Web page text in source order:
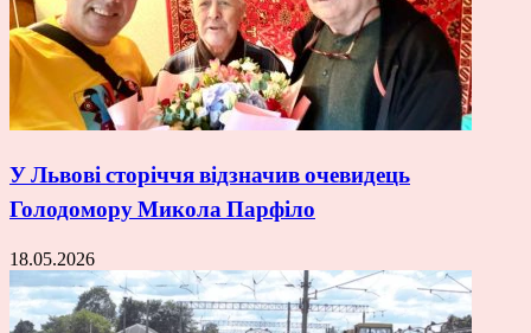
У Львові сторіччя відзначив очевидець
Голодомору Микола Парфіло
18.05.2026